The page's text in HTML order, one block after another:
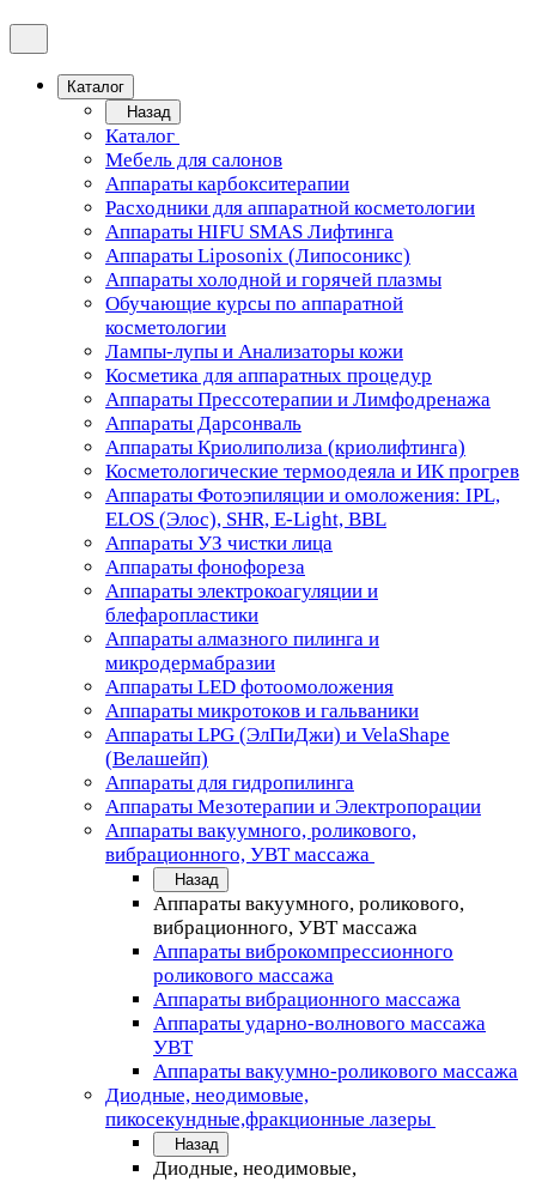
Каталог
Назад
Каталог
Мебель для салонов
Аппараты карбокситерапии
Расходники для аппаратной косметологии
Аппараты HIFU SMAS Лифтинга
Аппараты Liposonix (Липосоникс)
Аппараты холодной и горячей плазмы
Обучающие курсы по аппаратной
косметологии
Лампы-лупы и Анализаторы кожи
Косметика для аппаратных процедур
Аппараты Прессотерапии и Лимфодренажа
Аппараты Дарсонваль
Аппараты Криолиполиза (криолифтинга)
Косметологические термоодеяла и ИК прогрев
Аппараты Фотоэпиляции и омоложения: IPL,
ELOS (Элос), SHR, E-Light, BBL
Аппараты УЗ чистки лица
Аппараты фонофореза
Аппараты электрокоагуляции и
блефаропластики
Аппараты алмазного пилинга и
микродермабразии
Аппараты LED фотоомоложения
Аппараты микротоков и гальваники
Аппараты LPG (ЭлПиДжи) и VelaShape
(Велашейп)
Аппараты для гидропилинга
Аппараты Мезотерапии и Электропорации
Аппараты вакуумного, роликового,
вибрационного, УВТ массажа
Назад
Аппараты вакуумного, роликового,
вибрационного, УВТ массажа
Аппараты виброкомпрессионного
роликового массажа
Аппараты вибрационного массажа
Аппараты ударно-волнового массажа
УВТ
Аппараты вакуумно-роликового массажа
Диодные, неодимовые,
пикосекундные,фракционные лазеры
Назад
Диодные, неодимовые,